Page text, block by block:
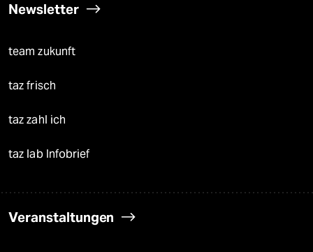
Newsletter
team zukunft
taz frisch
taz zahl ich
taz lab Infobrief
Veranstaltungen